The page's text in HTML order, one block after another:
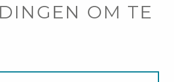
OM TE